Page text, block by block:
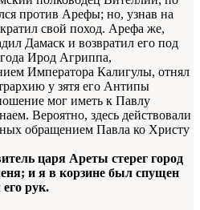
против Арефы; но, узнав на
свой поход. Арефа же,
Дамаск и возвратил его под
Ирод Агриппа,
Императора Калигулы, отнял
у зятя его Антипы
мог иметь к Павлу
Вероятно, здесь действовали
обращением Павла ко Христу
царя Ареты стерег город
и я в корзине был спущен
его рук.